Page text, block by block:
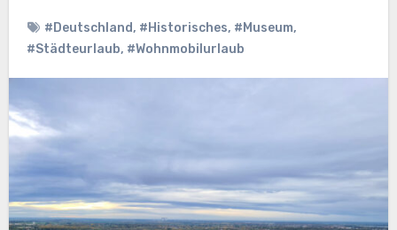
#Deutschland, #Historisches, #Museum,
#Städteurlaub, #Wohnmobilurlaub